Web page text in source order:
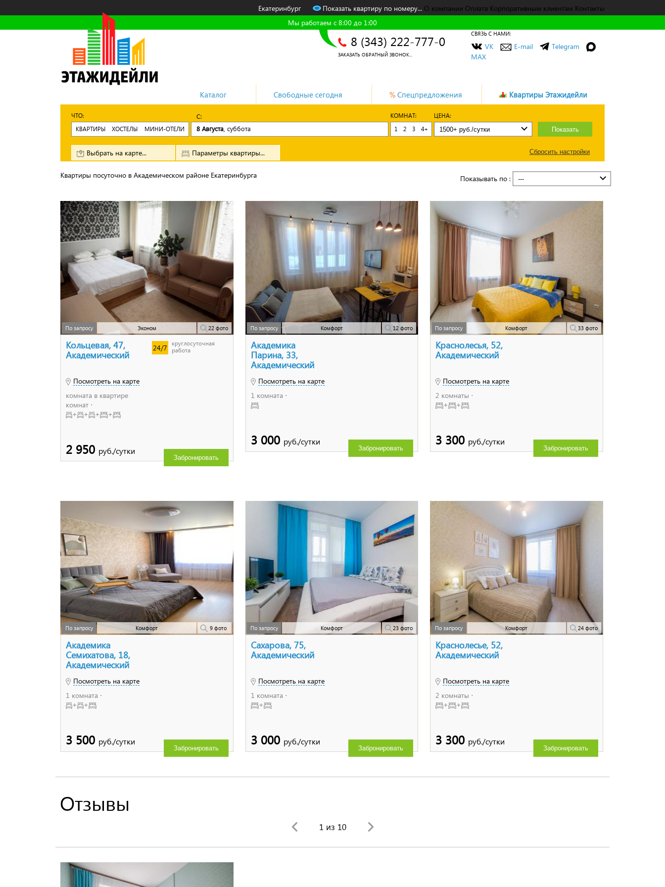
Екатеринбург Показать квартиру по номеру... О компании Оплата Корпоративным клиентам Контакты
Мы работаем с 8:00 до 1:00
8 (343) 222-777-0
ЗАКАЗАТЬ ОБРАТНЫЙ ЗВОНОК...
СВЯЗЬ С НАМИ:
VK E-mail
Telegram
MAX
Каталог Свободные сегодня % Спецпредложения Квартиры Этажидейли
ЧТО:
КВАРТИРЫ
ХОСТЕЛЫ МИНИ-ОТЕЛИ 8 Августа , суббота
КОМНАТ:
1
2 3 4+
ЦЕНА:
Показать
Параметры квартиры...
Выбрать на карте... Сбросить настройки
Квартиры посуточно в Академическом районе Екатеринбурга Показывать по :
По запросу Эконом 22 фото
Кольцевая, 47,
Академический
Посмотреть на карте
комната в квартире
комнат ⋅
+
+ + +
24/7
круглосуточная
работа
2 950 руб./сутки
Забронировать
По запросу Комфорт 12 фото
Академика
Парина, 33,
Академический
Посмотреть на карте
1 комната ⋅
3 000 руб./сутки
Забронировать
По запросу Комфорт 33 фото
Краснолесья, 52,
Академический
Посмотреть на карте
2 комнаты ⋅
+
+
3 300 руб./сутки
Забронировать
По запросу Комфорт 9 фото
Академика
Семихатова, 18,
Академический
Посмотреть на карте
1 комната ⋅
+
+
3 500 руб./сутки
Забронировать
По запросу Комфорт 23 фото
Сахарова, 75,
Академический
Посмотреть на карте
1 комната ⋅
+
3 000 руб./сутки
Забронировать
По запросу Комфорт 24 фото
Краснолесье, 52,
Академический
Посмотреть на карте
2 комнаты ⋅
+
+
3 300 руб./сутки
Забронировать
Отзывы
1из 10